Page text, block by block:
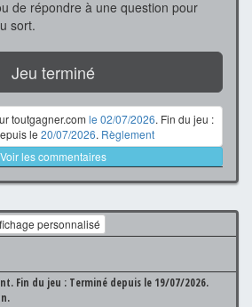
de répondre à une question pour
sort.
Jeu terminé
toutgagner.com le 02/07/2026. Fin du jeu :
le 20/07/2026. Règlement
Voir les commentaires
personnalisé
Fin du jeu : Terminé depuis le 19/07/2026.